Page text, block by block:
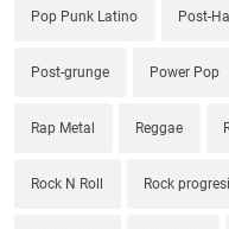
Pop Punk Latino Post-
Post-grunge Power Pop
Rap Metal Reggae
Rock N Roll Rock